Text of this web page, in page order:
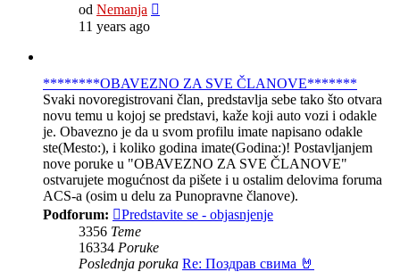
od Nemanja
11 years ago
********OBAVEZNO ZA SVE ČLANOVE*******
Svaki novoregistrovani član, predstavlja sebe tako što otvara
novu temu u kojoj se predstavi, kaže koji auto vozi i odakle
je. Obavezno je da u svom profilu imate napisano odakle
ste(Mesto:), i koliko godina imate(Godina:)! Postavljanjem
nove poruke u "OBAVEZNO ZA SVE ČLANOVE"
ostvarujete mogućnost da pišete i u ostalim delovima foruma
ACS-a (osim u delu za Punopravne članove).
Podforum:
Predstavite se - objasnjenje
3356 Teme
16334 Poruke
Poslednja poruka Re: Поздрав свима 🤘